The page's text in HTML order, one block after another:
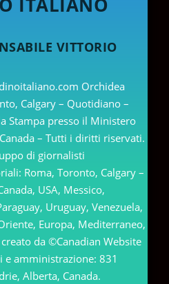
VITTORIO
Orchidea
Calgary – Quotidiano –
Stampa presso il Ministero
– Tutti i diritti riservati.
di giornalisti
Roma, Toronto, Calgary –
USA, Messico,
Uruguay, Venezuela,
Europa, Mediterraneo,
da ©Canadian Website
amministrazione: 831
Alberta, Canada.